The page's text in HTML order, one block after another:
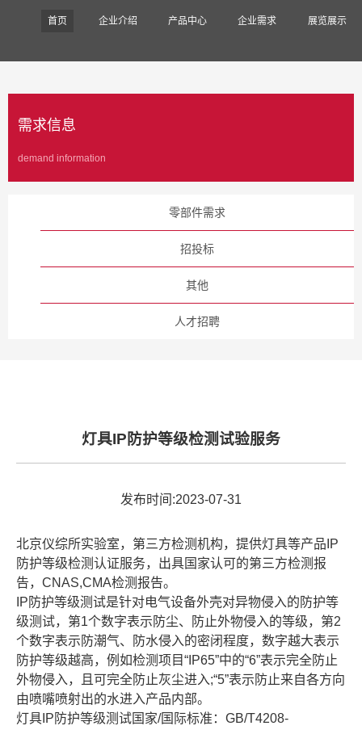
首页 企业介绍 产品中心 企业需求 展览展示
需求信息
demand information
零部件需求
招投标
其他
人才招聘
灯具IP防护等级检测试验服务
发布时间:2023-07-31
北京仪综所实验室，第三方检测机构，提供灯具等产品IP
防护等级检测认证服务，出具国家认可的第三方检测报
告，CNAS,CMA检测报告。
IP防护等级测试是针对电气设备外壳对异物侵入的防护等
级测试，第1个数字表示防尘、防止外物侵入的等级，第2
个数字表示防潮气、防水侵入的密闭程度，数字越大表示
防护等级越高，例如检测项目“IP65”中的“6”表示完全防止
外物侵入，且可完全防止灰尘进入;“5”表示防止来自各方向
由喷嘴喷射出的水进入产品内部。
灯具IP防护等级测试国家/国际标准：GB/T4208-